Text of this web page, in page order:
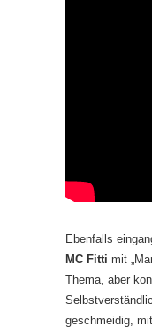
Ebenfalls
MC Fitti mit
Thema, aber
geschmeidig,